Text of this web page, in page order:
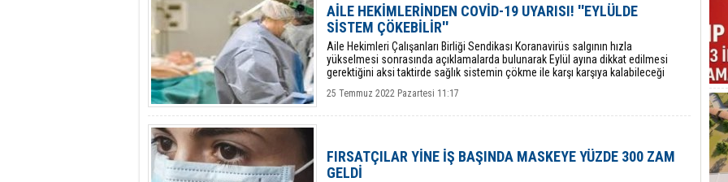
AİLE HEKİMLERİNDEN COVİD-19 UYARISI! ''EYLÜLDE
SİSTEM ÇÖKEBİLİR''
Aile Hekimleri Çalışanları Birliği Sendikası Koranavirüs salgının hızla
yükselmesi sonrasında açıklamalarda bulunarak Eylül ayına dikkat edilmesi
gerektiğini aksi taktirde sağlık sistemin çökme ile karşı karşıya kalabileceği
25 Temmuz 2022 Pazartesi 11:17
FIRSATÇILAR YİNE İŞ BAŞINDA MASKEYE YÜZDE 300 ZAM
GELDİ